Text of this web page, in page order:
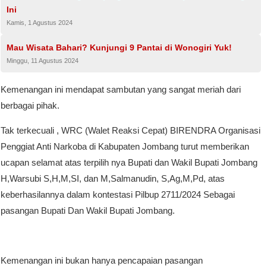
Ini
Kamis, 1 Agustus 2024
Mau Wisata Bahari? Kunjungi 9 Pantai di Wonogiri Yuk!
Minggu, 11 Agustus 2024
Kemenangan ini mendapat sambutan yang sangat meriah dari
berbagai pihak.
Tak terkecuali , WRC (Walet Reaksi Cepat) BIRENDRA Organisasi
Penggiat Anti Narkoba di Kabupaten Jombang turut memberikan
ucapan selamat atas terpilih nya Bupati dan Wakil Bupati Jombang
H,Warsubi S,H,M,SI, dan M,Salmanudin, S,Ag,M,Pd, atas
keberhasilannya dalam kontestasi Pilbup 2711/2024 Sebagai
pasangan Bupati Dan Wakil Bupati Jombang.
Kemenangan ini bukan hanya pencapaian pasangan